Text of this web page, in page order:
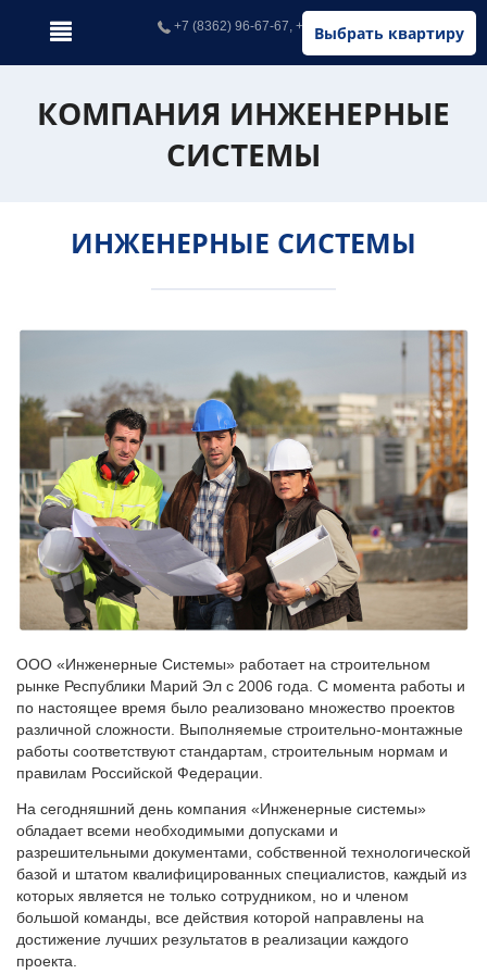
Выбрать квартиру
+7 (8362) 96-67-67, +7 (902) 326-67-67
КОМПАНИЯ ИНЖЕНЕРНЫЕ
СИСТЕМЫ
ИНЖЕНЕРНЫЕ СИСТЕМЫ
ООО «Инженерные Системы» работает на строительном
рынке Республики Марий Эл с 2006 года. С момента работы и
по настоящее время было реализовано множество проектов
различной сложности. Выполняемые строительно-монтажные
работы соответствуют стандартам, строительным нормам и
правилам Российской Федерации.
На сегодняшний день компания «Инженерные системы»
обладает всеми необходимыми допусками и
разрешительными документами, собственной технологической
базой и штатом квалифицированных специалистов, каждый из
которых является не только сотрудником, но и членом
большой команды, все действия которой направлены на
достижение лучших результатов в реализации каждого
проекта.